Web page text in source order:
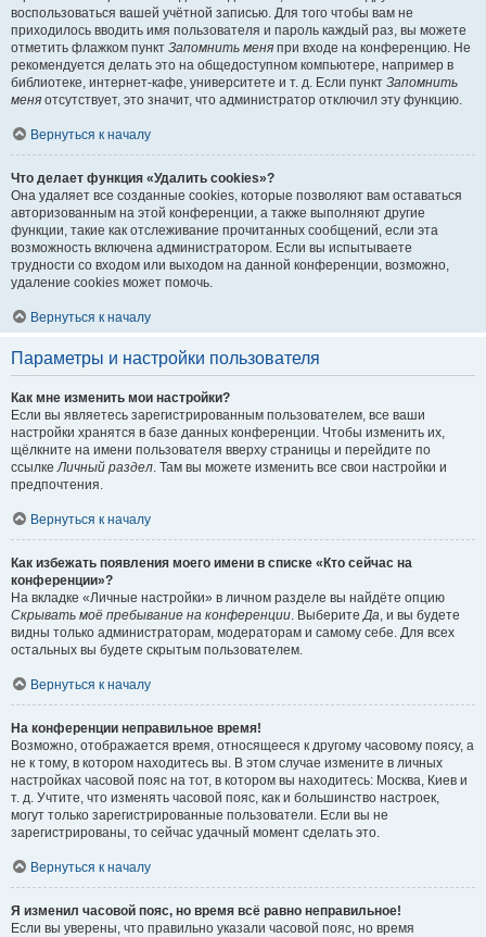
воспользоваться вашей учётной записью. Для того чтобы вам не
приходилось вводить имя пользователя и пароль каждый раз, вы можете
отметить флажком пункт Запомнить меня при входе на конференцию. Не
рекомендуется делать это на общедоступном компьютере, например в
библиотеке, интернет-кафе, университете и т. д. Если пункт Запомнить
меня отсутствует, это значит, что администратор отключил эту функцию.
Вернуться к началу
Что делает функция «Удалить cookies»?
Она удаляет все созданные cookies, которые позволяют вам оставаться
авторизованным на этой конференции, а также выполняют другие
функции, такие как отслеживание прочитанных сообщений, если эта
возможность включена администратором. Если вы испытываете
трудности со входом или выходом на данной конференции, возможно,
удаление cookies может помочь.
Вернуться к началу
Параметры и настройки пользователя
Как мне изменить мои настройки?
Если вы являетесь зарегистрированным пользователем, все ваши
настройки хранятся в базе данных конференции. Чтобы изменить их,
щёлкните на имени пользователя вверху страницы и перейдите по
ссылкеЛичный раздел. Там вы можете изменить все свои настройки и
предпочтения.
Вернуться к началу
Как избежать появления моего имени в списке «Кто сейчас на
конференции»?
На вкладке «Личные настройки» в личном разделе вы найдёте опцию
Скрывать моё пребывание на конференции. ВыберитеДа, и вы будете
видны только администраторам, модераторам и самому себе. Для всех
остальных вы будете скрытым пользователем.
Вернуться к началу
На конференции неправильное время!
Возможно, отображается время, относящееся к другому часовому поясу, а
не к тому, в котором находитесь вы. В этом случае измените в личных
настройках часовой пояс на тот, в котором вы находитесь: Москва, Киев и
т. д. Учтите, что изменять часовой пояс, как и большинство настроек,
могут только зарегистрированные пользователи. Если вы не
зарегистрированы, то сейчас удачный момент сделать это.
Вернуться к началу
Я изменил часовой пояс, но время всё равно неправильное!
Если вы уверены, что правильно указали часовой пояс, но время